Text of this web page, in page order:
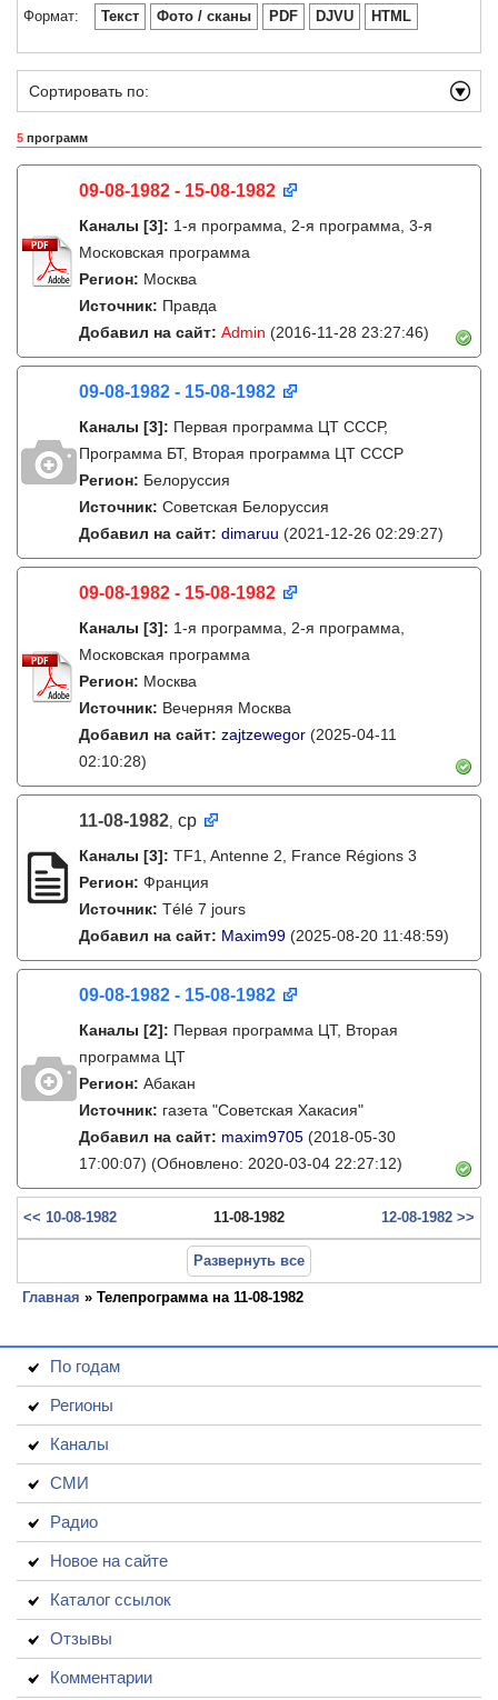
Формат: Текст Фото / сканы PDF DJVU HTML
Сортировать по:
5 программ
09-08-1982 - 15-08-1982
Каналы [3]: 1-я программа, 2-я программа, 3-я
Московская программа
Регион: Москва
Источник: Правда
Добавил на сайт: Admin (2016-11-28 23:27:46)
09-08-1982 - 15-08-1982
Каналы [3]: Первая программа ЦТ СССР,
Программа БТ, Вторая программа ЦТ СССР
Регион: Белоруссия
Источник: Советская Белоруссия
Добавил на сайт: dimaruu (2021-12-26 02:29:27)
09-08-1982 - 15-08-1982
Каналы [3]: 1-я программа, 2-я программа,
Московская программа
Регион: Москва
Источник: Вечерняя Москва
Добавил на сайт: zajtzewegor (2025-04-11
02:10:28)
11-08-1982, ср
Каналы [3]: TF1, Antenne 2, France Régions 3
Регион: Франция
Источник: Télé 7 jours
Добавил на сайт: Maxim99 (2025-08-20 11:48:59)
09-08-1982 - 15-08-1982
Каналы [2]: Первая программа ЦТ, Вторая
программа ЦТ
Регион: Абакан
Источник: газета "Советская Хакасия"
Добавил на сайт: maxim9705 (2018-05-30
17:00:07) (Обновлено: 2020-03-04 22:27:12)
<< 10-08-1982 11-08-1982 12-08-1982 >>
Развернуть все
Главная » Телепрограмма на 11-08-1982
По годам
Регионы
Каналы
СМИ
Радио
Новое на сайте
Каталог ссылок
Отзывы
Комментарии